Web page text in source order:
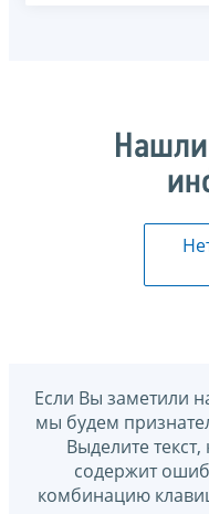
Если Вы заметили
мы будем
Выделите
содержит
комбинацию